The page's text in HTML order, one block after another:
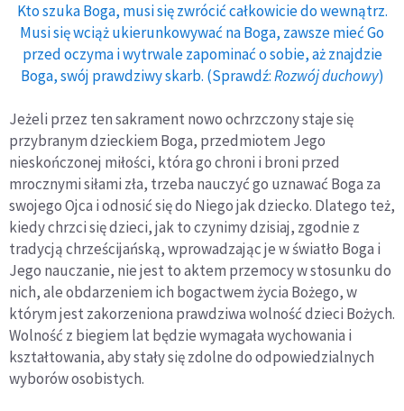
Kto szuka Boga, musi się zwrócić całkowicie do wewnątrz.
Musi się wciąż ukierunkowywać na Boga, zawsze mieć Go
przed oczyma i wytrwale zapominać o sobie, aż znajdzie
Boga, swój prawdziwy skarb. (Sprawdź:Rozwój duchowy)
Jeżeli przez ten sakrament nowo ochrzczony staje się
przybranym dzieckiem Boga, przedmiotem Jego
nieskończonej miłości, która go chroni i broni przed
mrocznymi siłami zła, trzeba nauczyć go uznawać Boga za
swojego Ojca i odnosić się do Niego jak dziecko. Dlatego też,
kiedy chrzci się dzieci, jak to czynimy dzisiaj, zgodnie z
tradycją chrześcijańską, wprowadzając je w światło Boga i
Jego nauczanie, nie jest to aktem przemocy w stosunku do
nich, ale obdarzeniem ich bogactwem życia Bożego, w
którym jest zakorzeniona prawdziwa wolność dzieci Bożych.
Wolność z biegiem lat będzie wymagała wychowania i
kształtowania, aby stały się zdolne do odpowiedzialnych
wyborów osobistych.